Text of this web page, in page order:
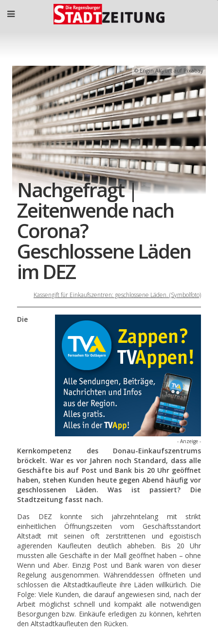
Engin Akyurt auf Pixabay
Nachgefragt |
Zeitenwende nach
Corona?
Geschlossene Läden
im DEZ
Kassengift für Einkaufszentren: geschlossene Läden. (Symbolfoto)
- Anzeige -
Die
Kernkompetenz des Donau-Einkaufszentrums
bröckelt. War es vor Jahren noch Standard, dass alle
Geschäfte bis auf Post und Bank bis 20 Uhr geöffnet
haben, stehen Kunden heute gegen Abend häufig vor
geschlossenen Läden. Was ist passiert? Die
Stadtzeitung fasst nach.
Das DEZ konnte sich jahrzehntelang mit strikt
einheitlichen Öffnungszeiten vom Geschäftsstandort
Altstadt mit seinen oft zerstrittenen und egoistisch
agierenden Kaufleuten deutlich abheben. Bis 20 Uhr
mussten alle Geschäfte in der Mall geöffnet haben – ohne
Wenn und Aber. Einzig Post und Bank waren von dieser
Regelung ausgenommen. Währenddessen öffneten und
schlossen die Altstadtkaufleute ihre Läden willkürlich. Die
Folge: Viele Kunden, die darauf angewiesen sind, nach der
Arbeit möglichst schnell und kompakt alle notwendigen
Besorgungen bzw. Einkäufe erledigen zu können, kehrten
den Altstadtkaufleuten den Rücken.